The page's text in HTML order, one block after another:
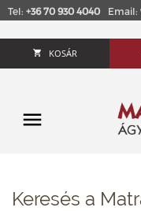
Tel: +36 70 930 4040 Email:
KOSÁR
Keresés a